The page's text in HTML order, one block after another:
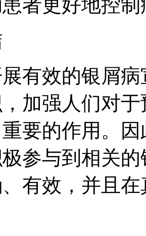
者更好地控
有效的银屑
加强人们对
要的作用。
参与到相关
有效，并且